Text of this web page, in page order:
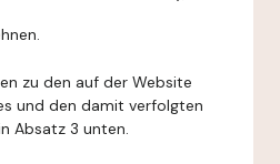
zu den auf der Website
und den damit verfolgten
Absatz 3 unten.